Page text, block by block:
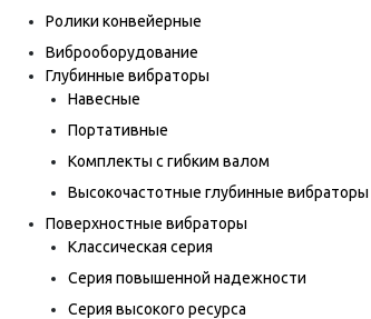
Ролики конвейерные
Виброоборудование
Глубинные вибраторы
Навесные
Портативные
Комплекты с гибким валом
Высокочастотные глубинные вибраторы
Поверхностные вибраторы
Классическая серия
Серия повышенной надежности
Серия высокого ресурса